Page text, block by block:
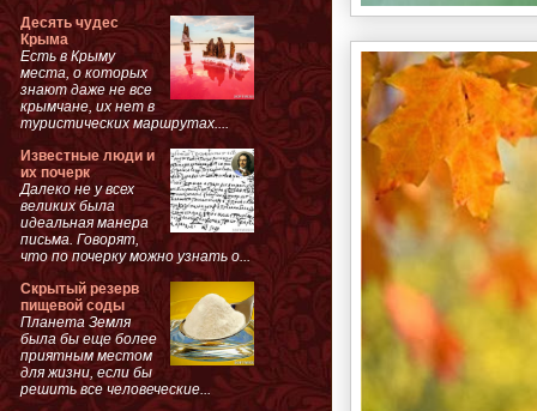
Десять чудес
Крыма
Есть в Крыму
места, о которых
знают даже не все
крымчане, их нет в
туристических маршрутах....
Известные люди и
их почерк
Далеко не у всех
великих была
идеальная манера
письма. Говорят,
что по почерку можно узнать о...
Скрытый резерв
пищевой соды
Планета Земля
была бы еще более
приятным местом
для жизни, если бы
решить все человеческие...